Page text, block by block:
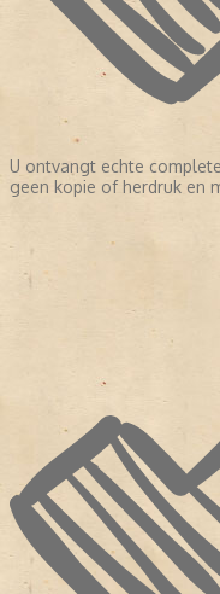
U ontvangt echte
geen kopie of herdruk en